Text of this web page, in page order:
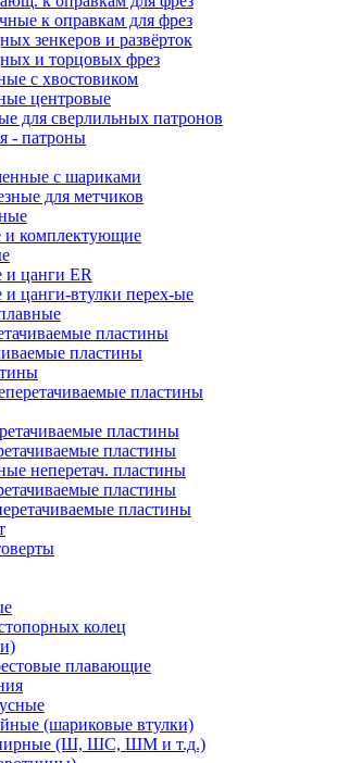
к оправкам для фрез
зенкеров и развёрток
и торцовых фрез
с хвостовиком
центровые
для сверлильных патронов
- патроны
с шариками
для метчиков
и комплектующие
цанги ER
цанги-втулки перех-ые
пластины
пластины
пластины
пластины
пластины
неперетач. пластины
пластины
пластины
колец
плавающие
(шариковые втулки)
(Ш, ШС, ШМ и т.д.)